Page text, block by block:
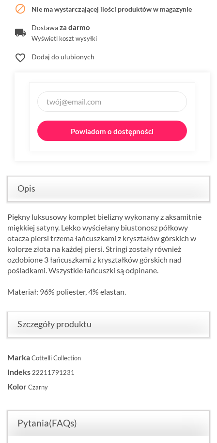
 Nie ma wystarczającej ilości produktów w magazynie
Dostawaza darmo
Wyświetl koszt wysyłki
favorite_border Dodaj do ulubionych
Powiadom o dostępności
Opis
Piękny luksusowy komplet bielizny wykonany z aksamitnie
miękkiej satyny. Lekko wyściełany biustonosz półkowy
otacza piersi trzema łańcuszkami z kryształów górskich w
kolorze złota na każdej piersi.Stringi zostały również
ozdobione 3 łańcuszkami z kryształków górskich nad
pośladkami.Wszystkie łańcuszki są odpinane.
Materiał: 96% poliester, 4% elastan.
Szczegóły produktu
MarkaCottelli Collection
Indeks 22211791231
KolorCzarny
Pytania(FAQs)